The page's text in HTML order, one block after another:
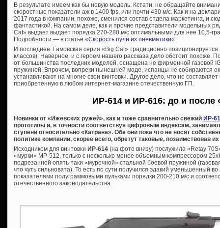
В результате имеем как бы новую модель. Кстати, не обращайте
скоростные показатели аж в 1400 fps, или почти 430 м/с. Как и на
2017 года в компании, похоже, сменился состав отдела маркетинга, и
фантастикой. На самом деле, как и прочие представители модельных
Cat» выдает выдает порядка 270-280 м/с оптимальными для нее 10,5-
Подробности — в статье «Скорость пули из пневматики«.
И последнее. Гамовская серия «Big Cat» традиционно позиционируется
классов). Наверное, и с героем нашего рассказа дело обстоит похоже.
от большинства последних моделей, оснащена не фирменной газовой
пружиной. Впрочем, вопреки нынешней моде, испанцы не собираются
устанавливают на многие свои винтовки. Другое дело, что не
приобретенную в любом интернет-магазине отечественную ГП.
ИР-614 и ИР-616: до и после
Новинки от «Ижевских ружей», как и тоже сравнительно свежий ИР-
прототипы и, в точности соответствуя цифровым индексам,
ступени относительно «Катрана». Обе они пока что не носят
политике компании, скорее всего, обретут таковые, позаимствовав
Исходником для винтовки ИР-614 (на фото внизу) послужила «Retay
«мурки» МР-512, только с несколько менее объемным компрессором
подрезанной опять-таки «мурочной» стальной боевой пружиной
что чуть сильновата). То есть по сути получился эдакий уменьшенный
показателями полуграммовыми пульками порядки 200-210 м/с и
отечественного законодательства.